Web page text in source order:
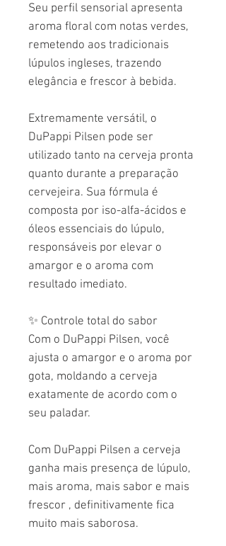
Seu perfil sensorial apresenta
aroma floral com notas verdes,
remetendo aos tradicionais
lúpulos ingleses, trazendo
elegância e frescor à bebida.
Extremamente versátil, o
DuPappi Pilsen pode ser
utilizado tanto na cerveja pronta
quanto durante a preparação
cervejeira. Sua fórmula é
composta por iso-alfa-ácidos e
óleos essenciais do lúpulo,
responsáveis por elevar o
amargor e o aroma com
resultado imediato.
✨ Controle total do sabor
Com o DuPappi Pilsen, você
ajusta o amargor e o aroma por
gota, moldando a cerveja
exatamente de acordo com o
seu paladar.
Com DuPappi Pilsen a cerveja
ganha mais presença de lúpulo,
mais aroma, mais sabor e mais
frescor , definitivamente fica
muito mais saborosa.